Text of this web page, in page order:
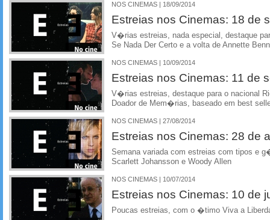
NOS CINEMAS | 18/09/2014
Estreias nos Cinemas: 18 de
V�rias estreias, nada especial, destaque
Se Nada Der Certo e a volta de Annette
NOS CINEMAS | 10/09/2014
Estreias nos Cinemas: 11 de
V�rias estreias, destaque para o nacional
Doador de Mem�rias, baseado em best
NOS CINEMAS | 27/08/2014
Estreias nos Cinemas: 28 de
Semana variada com estreias com tipos e
Scarlett Johansson e Woody Allen
NOS CINEMAS | 10/07/2014
Estreias nos Cinemas: 10 de
Poucas estreias, com o �timo Viva a